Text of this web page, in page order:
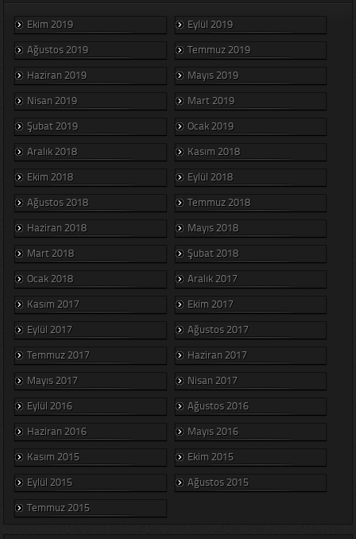
Ekim 2019
Eylül 2019
Ağustos 2019
Temmuz 2019
Haziran 2019
Mayıs 2019
Nisan 2019
Mart 2019
Şubat 2019
Ocak 2019
Aralık 2018
Kasım 2018
Ekim 2018
Eylül 2018
Ağustos 2018
Temmuz 2018
Haziran 2018
Mayıs 2018
Mart 2018
Şubat 2018
Ocak 2018
Aralık 2017
Kasım 2017
Ekim 2017
Eylül 2017
Ağustos 2017
Temmuz 2017
Haziran 2017
Mayıs 2017
Nisan 2017
Eylül 2016
Ağustos 2016
Haziran 2016
Mayıs 2016
Kasım 2015
Ekim 2015
Eylül 2015
Ağustos 2015
Temmuz 2015